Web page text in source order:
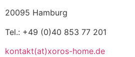
20095 Hamburg
Tel.: +49 (0)40 853 77 201
kontakt(at)xoros-home.de